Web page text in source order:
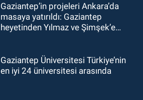
Gaziantep’in projeleri Ankara’da
masaya yatırıldı: Gaziantep
heyetinden Yılmaz ve Şimşek’e
Gaziantep Üniversitesi Türkiye’nin
en iyi 24 üniversitesi arasında